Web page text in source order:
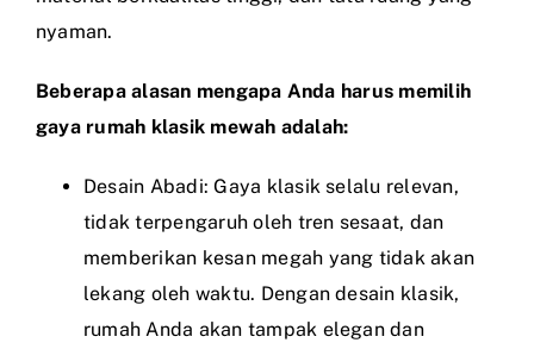
nyaman.
Beberapa alasan mengapa Anda harus memilih
gaya rumah klasik mewah adalah:
Desain Abadi: Gaya klasik selalu relevan,
tidak terpengaruh oleh tren sesaat, dan
memberikan kesan megah yang tidak akan
lekang oleh waktu. Dengan desain klasik,
rumah Anda akan tampak elegan dan